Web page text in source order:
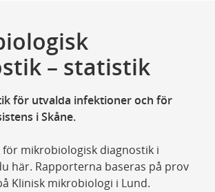
– statistik
för utvalda infektioner och för
i Skåne.
för mikrobiologisk diagnostik i
här. Rapporterna baseras på prov
Klinisk mikrobiologi i Lund.